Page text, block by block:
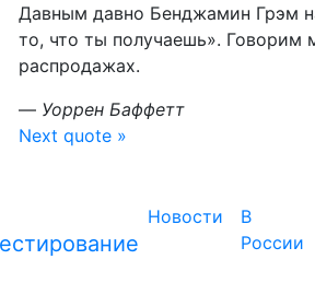
Давным давно Бенджамин Грэм
то, что ты получаешь». Говорим
распродажах.
— Уоррен Баффетт
Next quote »
Новости
В
России